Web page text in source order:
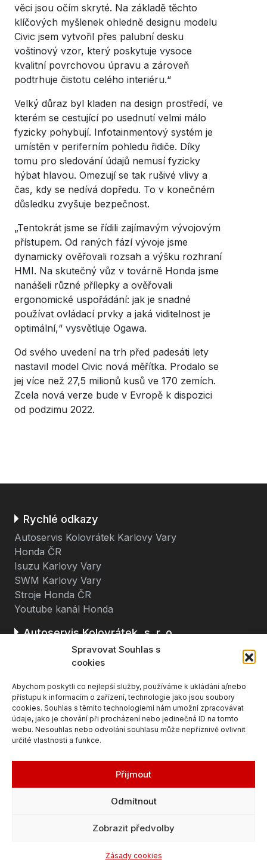
Spravovat Souhlas s
cookies
Abychom poskytli co nejlepší služby, používáme k ukládání a/nebo
přístupu k informacím o zařízení, technologie jako jsou soubory
cookies. Souhlas s těmito technologiemi nám umožní zpracovávat
údaje, jako je chování při procházení nebo jedinečná ID na tomto
webu. Nesouhlas nebo odvolání souhlasu může nepříznivě ovlivnit
určité vlastnosti a funkce.
Přijmout
Odmítnout
Zobrazit předvolby
Zásady cookies
věci jsou očím skryté. Na základě těchto
klíčových myšlenek ohledně designu modelu
Civic jsem vytvořil přes palubní desku
voštinový vzor, který poskytuje vysoce
kvalitní povrchovou úpravu a zároveň
podtrhuje čistotu celého interiéru.“
Velký důraz byl kladen na design prostředí, ve
kterém se cestující po usednutí velmi málo
fyzicky pohybují. Infotainmentový systém je
umístěn v periferním pohledu řidiče. Díky
tomu pro sledování údajů nemusí fyzicky
hýbat hlavou. Omezují se tak rušivé vlivy a
čas, kdy se nedívá dopředu. To v konečném
důsledku zvyšuje bezpečnost.
„Tentokrát jsme se řídili zajímavým vývojovým
přístupem. Od raných fází vývoje jsme
dynamicky ověřovali rozsah a výšku rozhraní
HMI. Na skutečný vůz v továrně Honda jsme
nanášeli různé přílepky a ověřovali
ergonomické uspořádání: jak je snadné
používat ovládací prvky a jaká viditelnost je
optimální,“ vysvětluje Ogawa.
Od svého uvedení na trh před padesáti lety
nastavil model Civic nová měřítka. Prodalo se
jej více než 27,5 milionů kusů ve 170 zemích.
Zcela nová verze bude v Evropě k dispozici
od podzimu 2022.
Rychlé odkazy
Autoservis Kolovrátek Karlovy Vary
Honda ČR
Isuzu Karlovy Vary
SWM Karlovy Vary
Stroje Honda ČR
Youtube kanál Honda
Autoservis Kolovrátek, s. r. o.
Stará cesta 116
362 63 Dalovice u Karlových Varů
(u čerpací stanice BENZINA, směr K. Vary - Ostrov)
© 2026 Honda Karlovy Vary, Autocentrum